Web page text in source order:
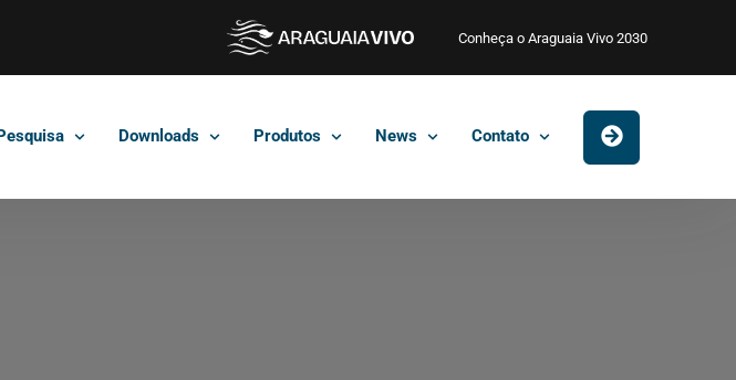
Conheça o Araguaia Vivo 2030
Downloads Produtos News Contato